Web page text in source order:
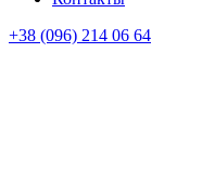
+38 (096) 214 06 64